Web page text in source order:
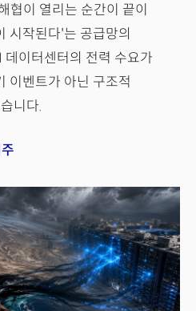
협이 열리는 순간이 끝이
시작된다'는 공급망의
데이터센터의 전력 수요가
이벤트가 아닌 구조적
니다.